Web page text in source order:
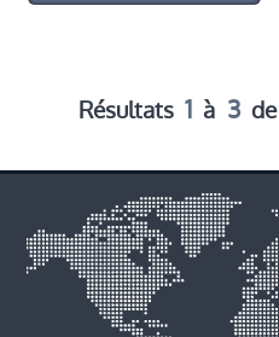
Résultats 1 à 3 de